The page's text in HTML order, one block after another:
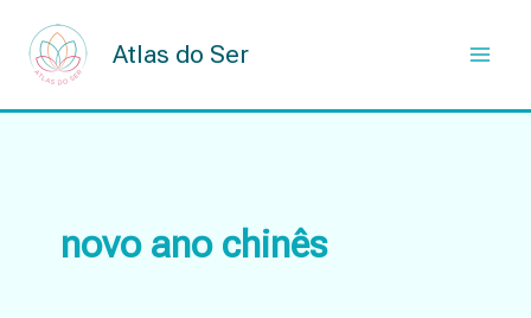
content
Atlas do Ser
novo ano chinês